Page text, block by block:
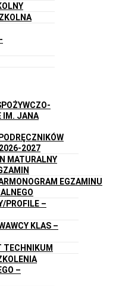
IM. JANA
2027
MATURALNY
EGZAMINU
PROFILE –
KLAS –
TECHNIKUM
–